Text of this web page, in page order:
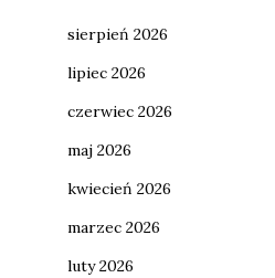
sierpień 2026
lipiec 2026
czerwiec 2026
maj 2026
kwiecień 2026
marzec 2026
luty 2026